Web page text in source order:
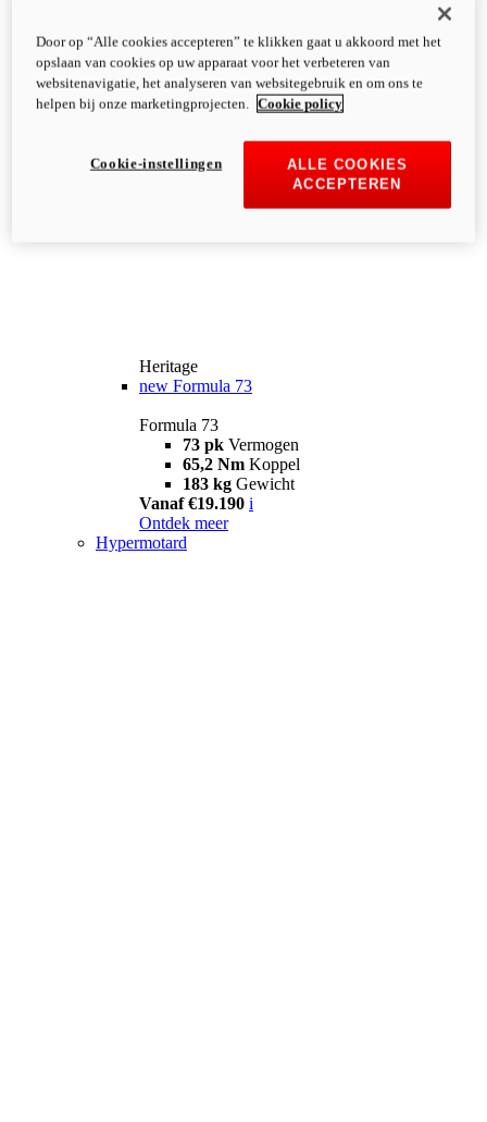
Heritage
new Formula 73
Formula 73
73 pk Vermogen
65,2 Nm Koppel
183 kg Gewicht
Vanaf €19.190 i
Ontdek meer
Hypermotard
Door op “Alle cookies accepteren” te klikken gaat u akkoord met het
opslaan van cookies op uw apparaat voor het verbeteren van
websitenavigatie, het analyseren van websitegebruik en om ons te
helpen bij onze marketingprojecten.
Cookie policy
ALLE COOKIES
ACCEPTEREN
Cookie-instellingen